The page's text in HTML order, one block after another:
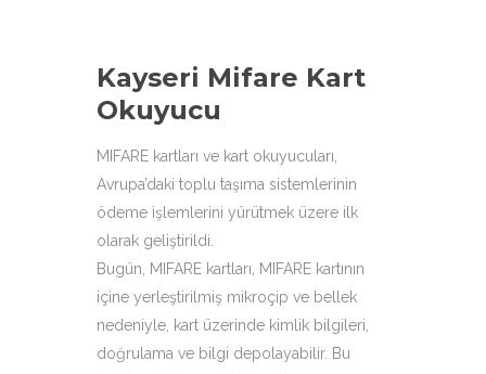
Kayseri Mifare Kart
Okuyucu
MIFARE kartları ve kart okuyucuları,
Avrupa’daki toplu taşıma sistemlerinin
ödeme işlemlerini yürütmek üzere ilk
olarak geliştirildi.
Bugün, MIFARE kartları, MIFARE kartının
içine yerleştirilmiş mikroçip ve bellek
nedeniyle, kart üzerinde kimlik bilgileri,
doğrulama ve bilgi depolayabilir. Bu